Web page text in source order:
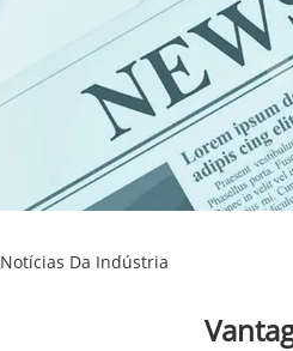
Notícias Da Indústria